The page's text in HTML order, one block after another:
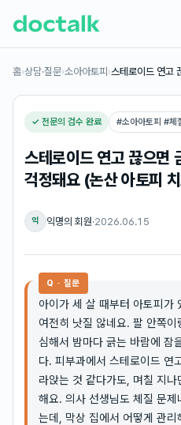
홈›상담·질문›소아아토피 ›스테로이드 연고
✓ 전문의 검수 완료 #소아아토피 #체
스테로이드 연고 끊으면
걱정돼요 (논산 아토피
익 익명의 회원·2026.06.15
Q · 질문
아이가 세 살 때부터 아토피가
여전히 낫질 않네요. 팔 안쪽
심해서 밤마다 긁는 바람에 잠
다. 피부과에서 스테로이드 연
라앉는 것 같다가도, 며칠 지
해요. 의사 선생님도 체질 문
는데, 막상 집에서 어떻게 관